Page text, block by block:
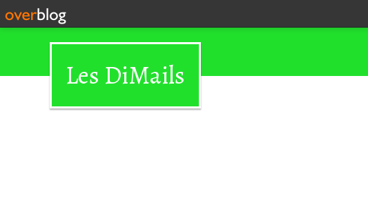
Les DiMails